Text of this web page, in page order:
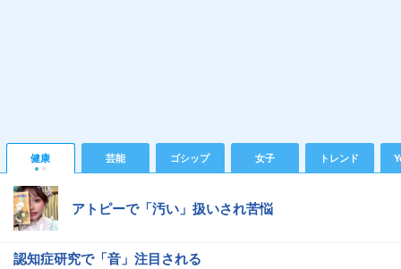
健康 芸能 ゴシップ 女子 トレンド
アトピーで「汚い」扱いされ苦悩
認知症研究で「音」注目される